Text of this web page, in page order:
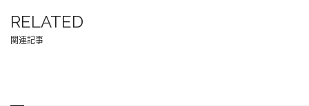
RELATED
関連記事